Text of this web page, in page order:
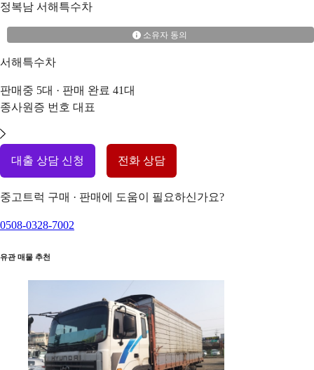
정복남 서해특수차
소유자 동의
서해특수차
판매중 5대 · 판매 완료 41대
종사원증 번호 대표
대출 상담 신청 전화 상담
중고트럭 구매 · 판매에 도움이 필요하신가요?
0508-0328-7002
유관 매물 추천